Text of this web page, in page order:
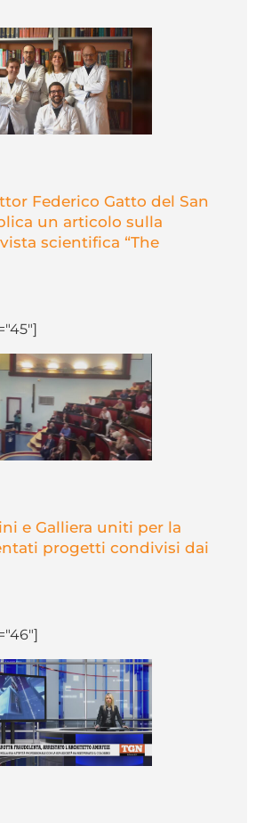
Federico Gatto del San
un articolo sulla
scientifica “The
e Galliera uniti per la
progetti condivisi dai